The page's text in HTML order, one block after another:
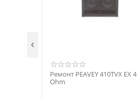
Ремонт PEAVEY 410TVX EX 4
Ohm
